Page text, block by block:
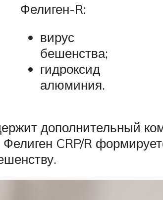
Фелиген-R:
вирус
бешенства;
гидроксид
алюминия.
дополнительный
CRP/R